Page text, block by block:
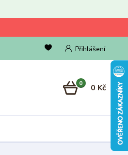
Přihlášení
0 0 Kč